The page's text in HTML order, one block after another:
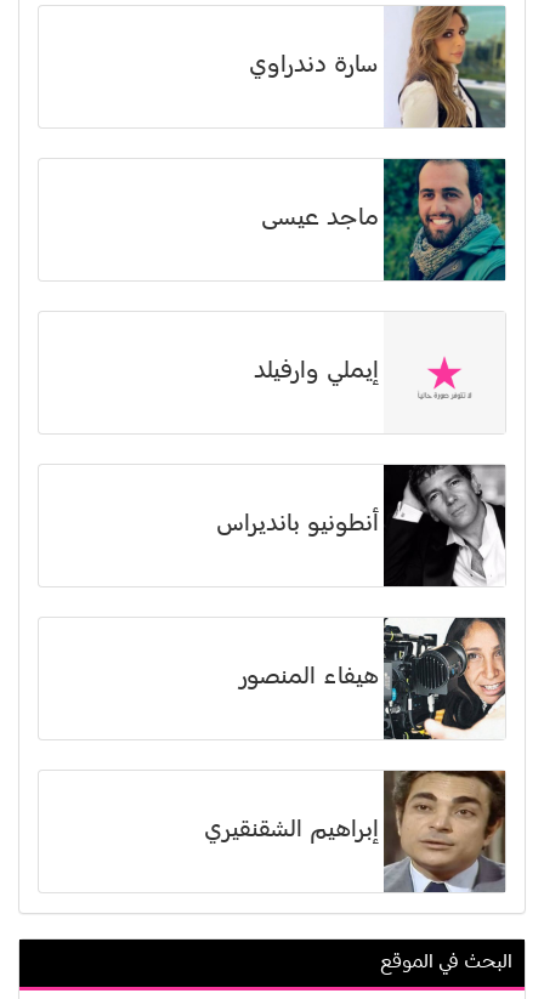
سارة دندراوي
ماجد عيسى
إيملي وارفيلد
أنطونيو بانديراس
هيفاء المنصور
إبراهيم الشقنقيري
نفيسة البقلي
البحث في الموقع